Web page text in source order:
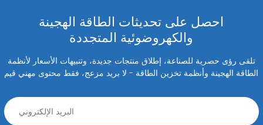
احصل على تحديثات الطاقة الهجينة
والكهروضوئية المتجددة
تلقى رؤى حصرية للصناعة، إطلاق منتجات جديدة، وتنبيهات الأسعار لأنظمة
الطاقة الهجينة وأنظمة تخزين الطاقة - لا بريد مزعج، فقط محتوى مهني قيم